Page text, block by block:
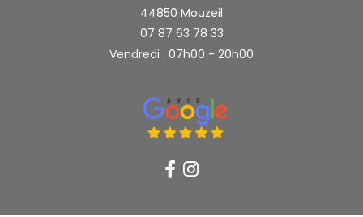
44850 Mouzeil
07 87 63 78 33
Vendredi : 07h00 - 20h00